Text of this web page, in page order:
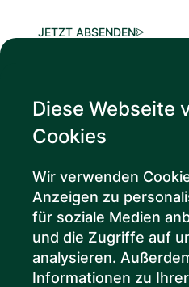
JETZT ABSENDEN
Kontaktiere uns für
steht Dir jederzeit zur
JETZT KONTAKT AUFNEHMEN
Diese Webseite
Cookies
Wir verwenden
Anzeigen zu
für soziale Medien
und die Zugriffe auf
analysieren.
Informationen zu